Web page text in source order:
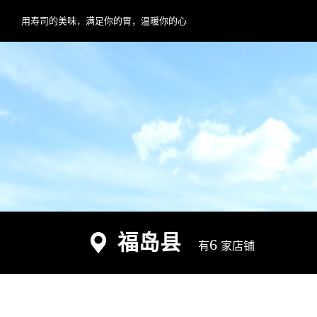
用寿司的美味，满足你的胃，温暖你的心
福岛县 有6 家店铺